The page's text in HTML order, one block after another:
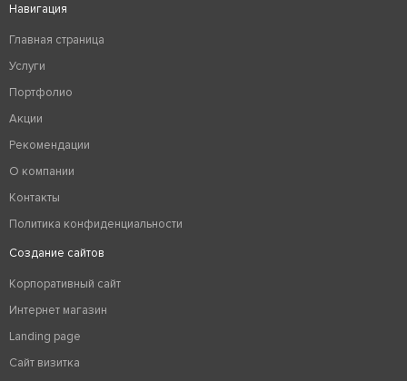
Навигация
Главная страница
Услуги
Портфолио
Акции
Рекомендации
О компании
Контакты
Политика конфиденциальности
Создание сайтов
Корпоративный сайт
Интернет магазин
Landing page
Сайт визитка